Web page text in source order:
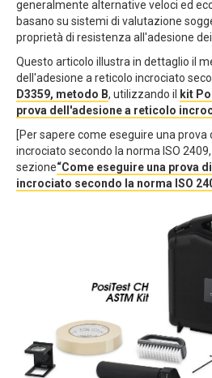
generalmente alternative veloci ed
basano su sistemi di valutazione
proprietà di resistenza all'adesione
Questo articolo illustra in dettaglio il
dell'adesione a reticolo incrociato
D3359, metodo B, utilizzando il
kit
prova dell'adesione a reticolo
[Per sapere come eseguire una prova
incrociato secondo la norma ISO
sezione“Come eseguire una prova
incrociato secondo la norma ISO